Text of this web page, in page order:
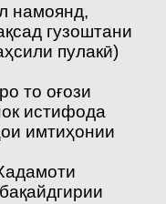
намоянд,
гузоштани
пулакӣ)
то оғози
истифода
имтиҳонии